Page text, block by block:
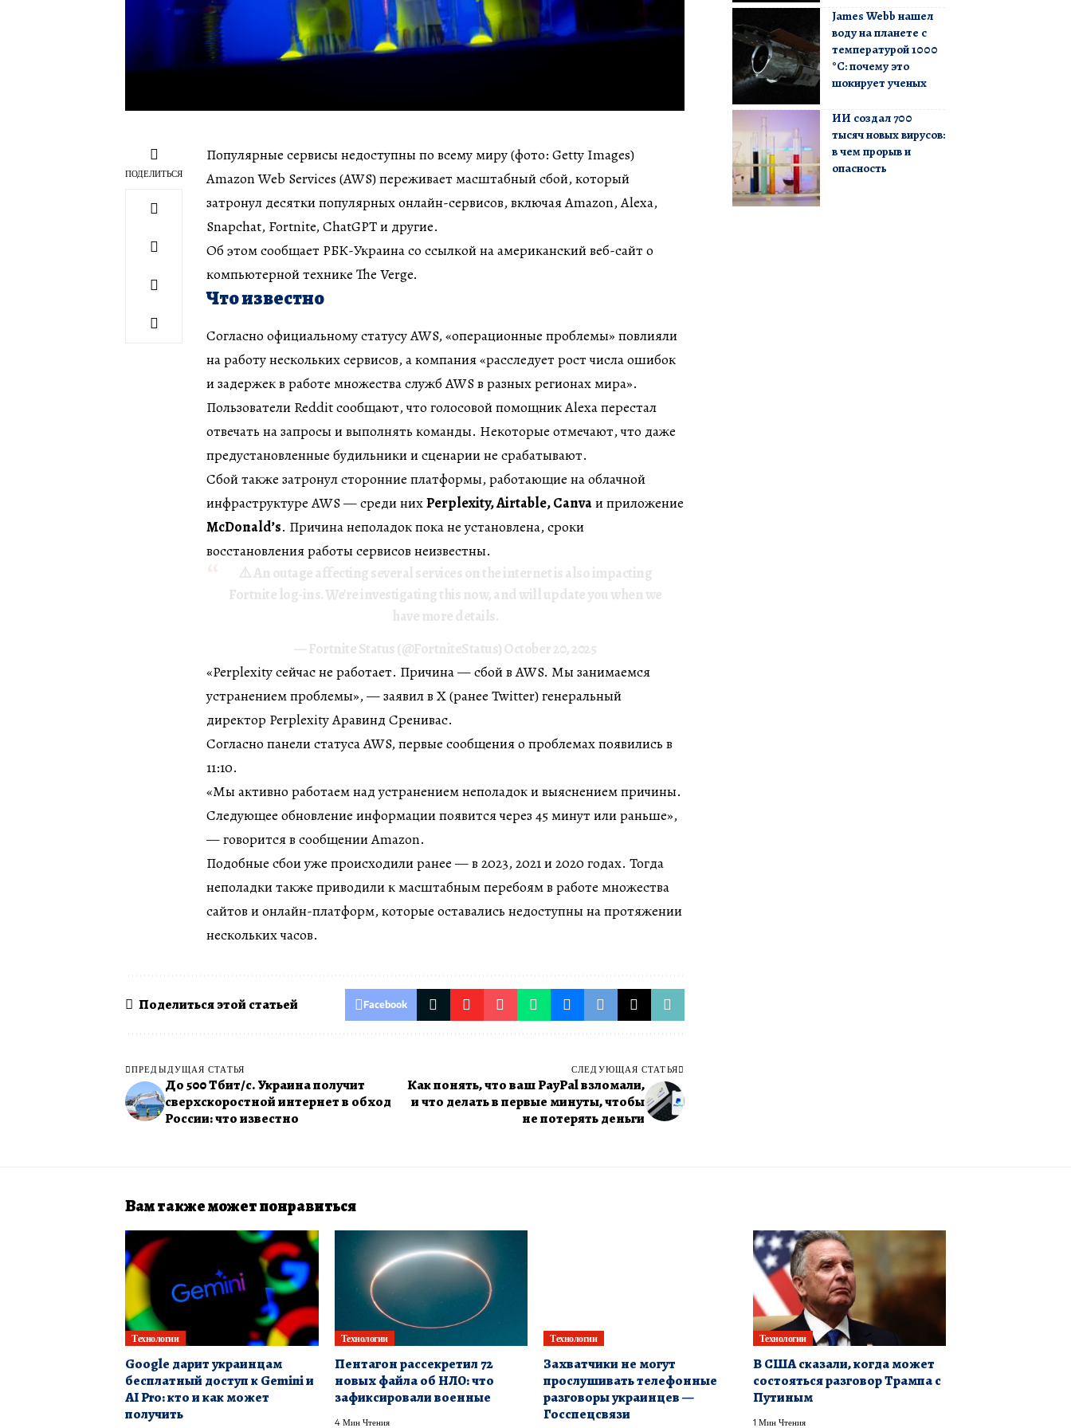
ПОДЕЛИТЬСЯ
Популярные сервисы недоступны по всему миру (фото: Getty Images)
Amazon Web Services (AWS) переживает масштабный сбой, который
затронул десятки популярных онлайн-сервисов, включая Amazon, Alexa,
Snapchat, Fortnite, ChatGPT и другие.
Об этом сообщает РБК-Украина со ссылкой на американский веб-сайт о
компьютерной технике The Verge.
Что известно
Согласно официальному статусу AWS, «операционные проблемы» повлияли
на работу нескольких сервисов, а компания «расследует рост числа ошибок
и задержек в работе множества служб AWS в разных регионах мира».
Пользователи Reddit сообщают, что голосовой помощник Alexa перестал
отвечать на запросы и выполнять команды. Некоторые отмечают, что даже
предустановленные будильники и сценарии не срабатывают.
Сбой также затронул сторонние платформы, работающие на облачной
инфраструктуре AWS — среди нихPerplexity, Airtable, Canvaи приложение
McDonald’s. Причина неполадок пока не установлена, сроки
восстановления работы сервисов неизвестны.
⚠️ An outage affecting several services on the internet is also impacting
Fortnite log-ins. We're investigating this now, and will update you when we
have more details.
— Fortnite Status (@FortniteStatus)October 20, 2025
«Perplexity сейчас не работает. Причина — сбой в AWS. Мы занимаемся
устранением проблемы», — заявил в X (ранее Twitter) генеральный
директор Perplexity Аравинд Сренивас.
Согласно панели статуса AWS, первые сообщения о проблемах появились в
11:10.
«Мы активно работаем над устранением неполадок и выяснением причины.
Следующее обновление информации появится через 45 минут или раньше»,
— говорится в сообщении Amazon.
Подобные сбои уже происходили ранее — в 2023, 2021 и 2020 годах. Тогда
неполадки также приводили к масштабным перебоям в работе множества
сайтов и онлайн-платформ, которые оставались недоступны на протяжении
нескольких часов.
Поделиться этой статьей Facebook
ПРЕДЫДУЩАЯ СТАТЬЯ
До 500 Тбит/с. Украина получит
сверхскоростной интернет в обход
России: что известно
СЛЕДУЮЩАЯ СТАТЬЯ
Как понять, что ваш PayPal взломали,
и что делать в первые минуты, чтобы
не потерять деньги
James Webb нашел
воду на планете с
температурой 1000
°C: почему это
шокирует ученых
ИИ создал 700
тысяч новых вирусов:
в чем прорыв и
опасность
Вам также может понравиться
Технологии
Google дарит украинцам
бесплатный доступ к Gemini и
AI Pro: кто и как может
получить
Технологии
Пентагон рассекретил 72
новых файла об НЛО: что
зафиксировали военные
4 Мин Чтения
Технологии
Захватчики не могут
прослушивать телефонные
разговоры украинцев —
Госспецсвязи
Технологии
В США сказали, когда может
состояться разговор Трампа с
Путиным
1 Мин Чтения